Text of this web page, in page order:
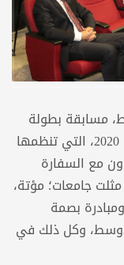
مسابقة بطولة
المناظرات الوطنية للجامعات الأردنية لعام 2020، التي تنظمها
مع السفارة
جامعات؛ مؤتة،
بصمة
وكل ذلك في